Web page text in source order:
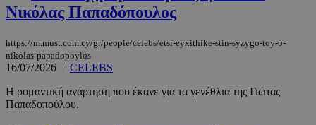
Νικόλας Παπαδόπουλος
https://m.must.com.cy/gr/people/celebs/etsi-eyxithike-stin-syzygo-toy-o-
nikolas-papadopoylos
16/07/2026 | CELEBS
Η ρομαντική ανάρτηση που έκανε για τα γενέθλια της Γιώτας
Παπαδοπούλου.__cf_bm
Privacy Policy